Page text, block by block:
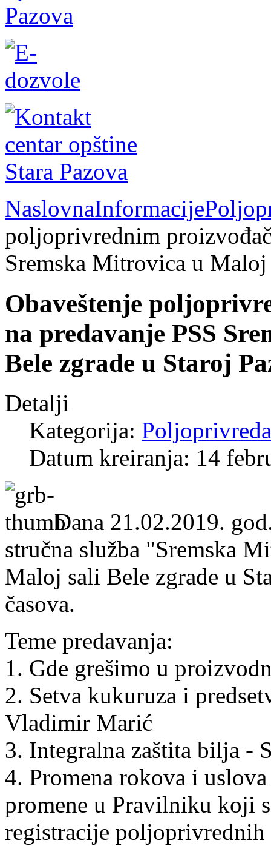
NaslovnaInformacije
poljoprivrednim
Sremska Mitrovica u
Obaveštenje
na predavanje PSS
Bele zgrade u Staroj
Detalji
Kategorija: Poljoprivreda
Datum kreiranja: 14
Dana 21.02.2019.
stručna služba "Sremska
Maloj sali Bele zgrade u
časova.
Teme predavanja:
1. Gde grešimo u
2. Setva kukuruza i
Vladimir Marić
3. Integralna zaštita bilja -
4. Promena rokova i
promene u Pravilniku koji
registracije